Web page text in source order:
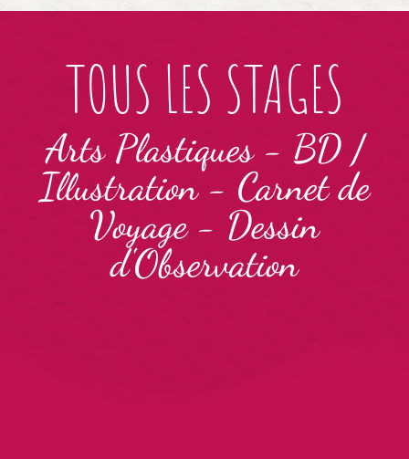
TOUS LES STAGES
Arts Plastiques- BD /
Illustration- Carnet de
Voyage- Dessin
d'Observation